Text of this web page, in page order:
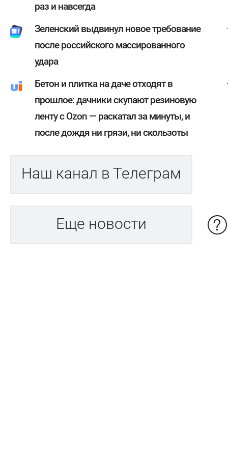
раз и навсегда
Зеленский выдвинул новое требование
после российского массированного
удара
Бетон и плитка на даче отходят в
прошлое: дачники скупают резиновую
ленту с Ozon — раскатал за минуты, и
после дождя ни грязи, ни скользоты
Наш канал в Телеграм
Еще новости